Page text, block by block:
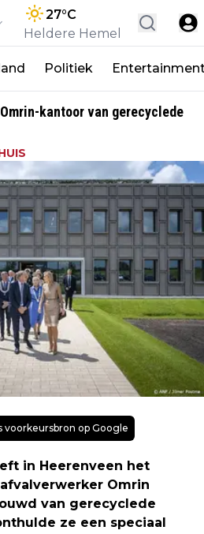
27°C
Heldere Hemel
Politiek
kantoor van gerecyclede
voorkeursbron op Google
in Heerenveen het
Omrin
van gerecyclede
ze een speciaal